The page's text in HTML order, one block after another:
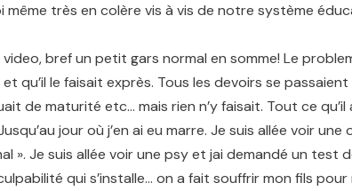
très en colère vis à vis de notre système
bref un petit gars normal en somme! Le
qu’il le faisait exprès. Tous les devoirs se
de maturité etc… mais rien n’y faisait. Tout ce
jour où j’en ai eu marre. Je suis allée voir
Je suis allée voir une psy et jai demandé un test
qui s’installe… on a fait souffrir mon fils pour